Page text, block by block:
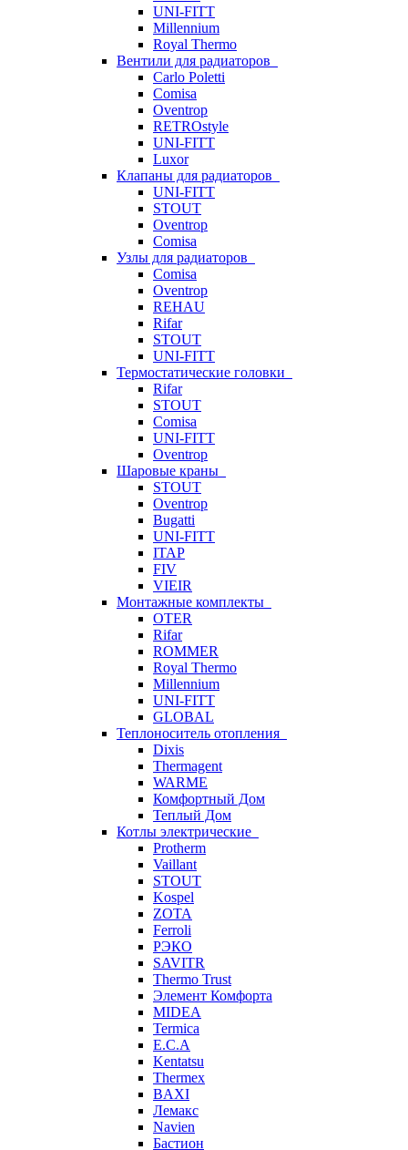
UNI-FITT
Millennium
Royal Thermo
Вентили для радиаторов
Carlo Poletti
Comisa
Oventrop
RETROstyle
UNI-FITT
Luxor
Клапаны для радиаторов
UNI-FITT
STOUT
Oventrop
Comisa
Узлы для радиаторов
Comisa
Oventrop
REHAU
Rifar
STOUT
UNI-FITT
Термостатические головки
Rifar
STOUT
Comisa
UNI-FITT
Oventrop
Шаровые краны
STOUT
Oventrop
Bugatti
UNI-FITT
ITAP
FIV
VIEIR
Монтажные комплекты
OTER
Rifar
ROMMER
Royal Thermo
Millennium
UNI-FITT
GLOBAL
Теплоноситель отопления
Dixis
Thermagent
WARME
Комфортный Дом
Теплый Дом
Котлы электрические
Protherm
Vaillant
STOUT
Kospel
ZOTA
Ferroli
РЭКО
SAVITR
Thermo Trust
Элемент Комфорта
MIDEA
Termica
E.C.A
Kentatsu
Thermex
BAXI
Лемакс
Navien
Бастион